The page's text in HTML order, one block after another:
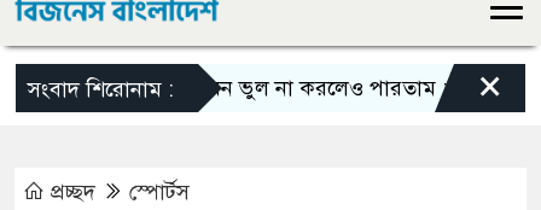
সংবাদ শিরোনাম :এমন ভুল না করলেও পারতাম : শাকিব খান
×
প্রচ্ছদ স্পোর্টস